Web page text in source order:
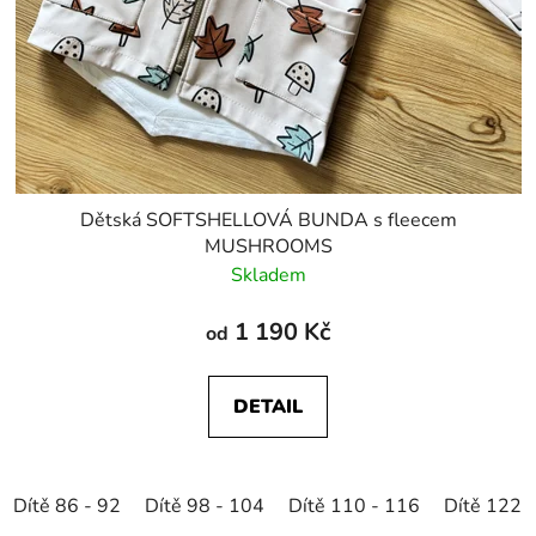
Dětská SOFTSHELLOVÁ BUNDA s fleecem
MUSHROOMS
Skladem
od 1 190 Kč
DETAIL
Dítě 86 - 92 Dítě 98 - 104 Dítě 110 - 116 Dítě 122